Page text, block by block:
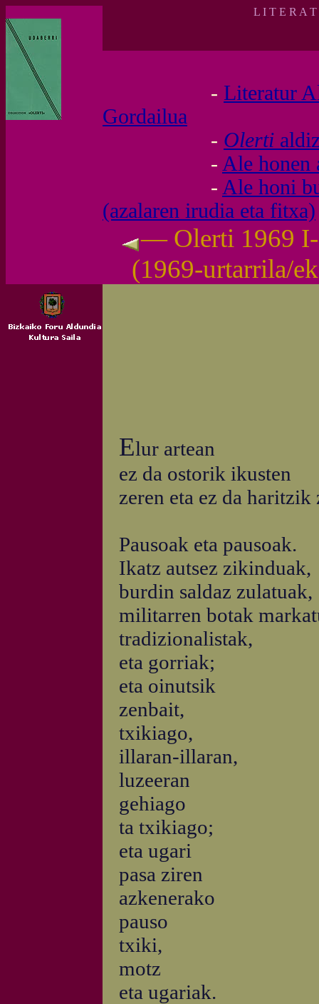
L I T E R A
- Literatur
Gordailua
- Olerti
- Ale honen
- Ale honi
(azalaren irudia eta fitxa)
— Olerti 1969
(1969-urtarrila/
Elur artean
ez da ostorik ikusten
zeren eta ez da haritzik
Pausoak eta pausoak.
Ikatz autsez zikinduak,
burdin saldaz zulatuak,
militarren botak
tradizionalistak,
eta gorriak;
eta oinutsik
zenbait,
txikiago,
illaran-illaran,
luzeeran
gehiago
ta txikiago;
eta ugari
pasa ziren
azkenerako
pauso
txiki,
motz
eta ugariak.